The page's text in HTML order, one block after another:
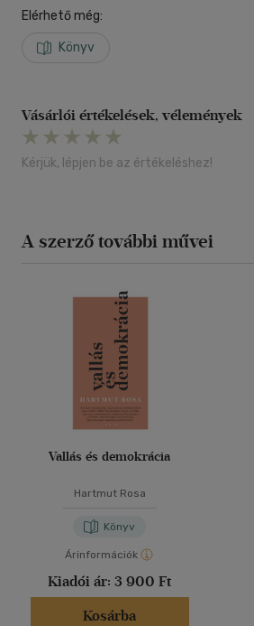
Elérhető még:
Könyv
Vásárlói értékelések, vélemények
Kérjük, lépjen be az értékeléshez!
A szerző további művei
Vallás és demokrácia
Hartmut Rosa
Könyv
Árinformációk
Kiadói ár: 3 900 Ft
Kosárba